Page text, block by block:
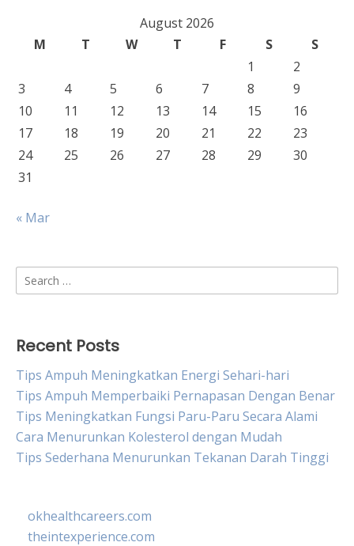
August 2026
M
T W T F S
S
1
2
3
4 5 6 7 8
9
10
11 12 13 14 15
16
17
18 19 20 21 22
23
24
25 26 27 28 29
30
31
« Mar
Search
for:
Recent Posts
Tips Ampuh Meningkatkan Energi Sehari-hari
Tips Ampuh Memperbaiki Pernapasan Dengan Benar
Tips Meningkatkan Fungsi Paru-Paru Secara Alami
Cara Menurunkan Kolesterol dengan Mudah
Tips Sederhana Menurunkan Tekanan Darah Tinggi
okhealthcareers.com
theintexperience.com